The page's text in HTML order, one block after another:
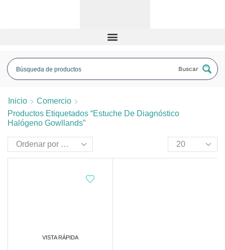
Buscar
Inicio
Comercio
Productos Etiquetados “estuche De Diagnóstico
Halógeno Gowllands”
VISTA RÁPIDA